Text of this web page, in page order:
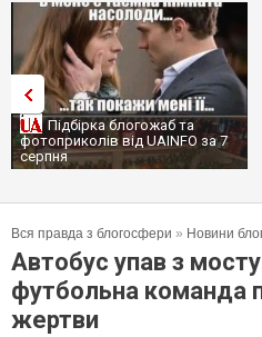
Підбірка блогожаб та
фотоприколів від UAINFO за 7
серпня
Вся правда з блогосфери » Новини
Автобус упав з
футбольна команда
жертви